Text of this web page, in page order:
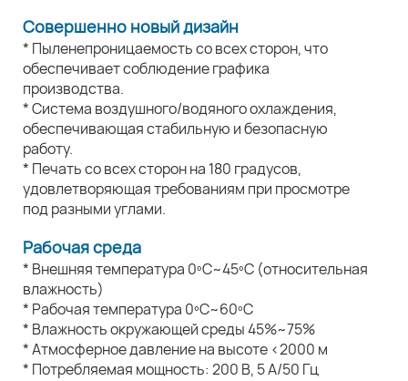
Совершенно новый дизайн
* Пыленепроницаемость со всех сторон, что
обеспечивает соблюдение графика
производства.
* Система воздушного/водяного охлаждения,
обеспечивающая стабильную и безопасную
работу.
* Печать со всех сторон на 180 градусов,
удовлетворяющая требованиям при просмотре
под разными углами.
Рабочая среда
* Внешняя температура 0ºC~45ºC (относительная
влажность)
* Рабочая температура 0ºC~60ºC
* Влажность окружающей среды 45%~75%
* Атмосферное давление на высоте <2000 м
* Потребляемая мощность: 200 В, 5 А/50 Гц